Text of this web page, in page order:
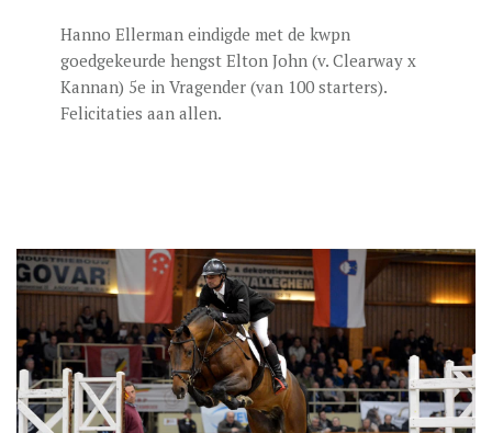
Hanno Ellerman eindigde met de kwpn
goedgekeurde hengst Elton John (v. Clearway x
Kannan) 5e in Vragender (van 100 starters).
Felicitaties aan allen.